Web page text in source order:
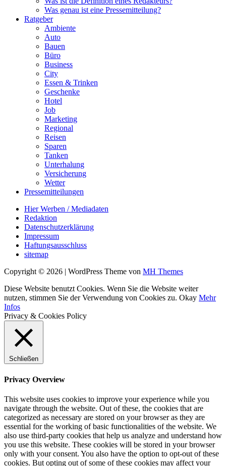
Was genau ist eine Pressemitteilung?
Ratgeber
Ambiente
Auto
Bauen
Büro
Business
City
Essen & Trinken
Geschenke
Hotel
Job
Marketing
Regional
Reisen
Sparen
Tanken
Unterhalung
Versicherung
Wetter
Pressemitteilungen
Hier Werben / Mediadaten
Redaktion
Datenschutzerklärung
Impressum
Haftungsausschluss
sitemap
Copyright © 2026 | WordPress Theme von MH Themes
Diese Website benutzt Cookies. Wenn Sie die Website weiter
nutzen, stimmen Sie der Verwendung von Cookies zu. Okay Mehr
Infos
Privacy & Cookies Policy
Schließen
Privacy Overview
This website uses cookies to improve your experience while you
navigate through the website. Out of these, the cookies that are
categorized as necessary are stored on your browser as they are
essential for the working of basic functionalities of the website. We
also use third-party cookies that help us analyze and understand how
you use this website. These cookies will be stored in your browser
only with your consent. You also have the option to opt-out of these
cookies. But opting out of some of these cookies may affect your